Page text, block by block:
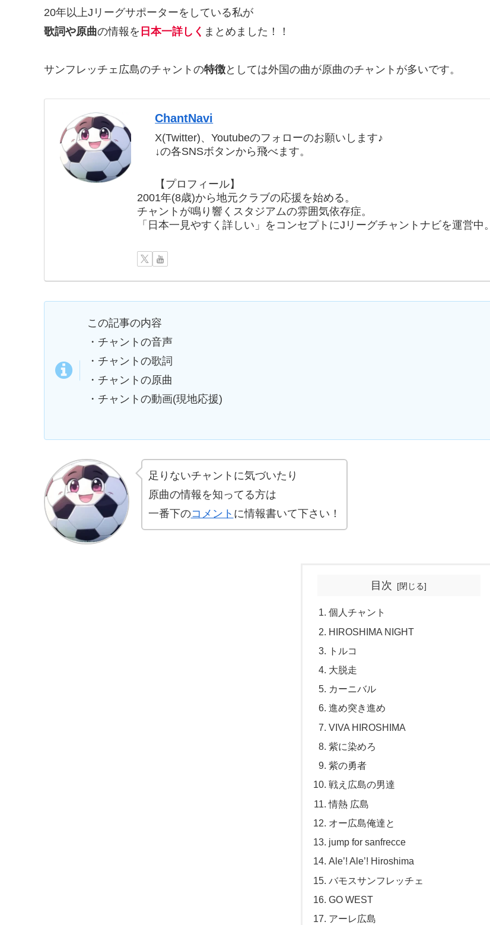
20年以上Jリーグサポーターをしている私が
歌詞や原曲の情報を 日本一詳しく まとめました！！
サンフレッチェ広島のチャントの特徴としては外国の曲が原曲のチャントが多いです。
ChantNavi
X(Twitter)、Youtubeのフォローのお願いします♪
↓の各SNSボタンから飛べます。
【プロフィール】
2001年(8歳)から地元クラブの応援を始める。
チャントが鳴り響くスタジアムの雰囲気依存症。
「日本一見やすく詳しい」をコンセプトにJリーグチャントナビを運営中。
この記事の内容
・チャントの音声
・チャントの歌詞
・チャントの原曲
・チャントの動画(現地応援)
足りないチャントに気づいたり
原曲の情報を知ってる方は
一番下のコメント に情報書いて下さい！
目次
個人チャント
HIROSHIMA NIGHT
トルコ
大脱走
カーニバル
進め突き進め
VIVA HIROSHIMA
紫に染めろ
紫の勇者
戦え広島の男達
情熱 広島
オー広島俺達と
jump for sanfrecce
Ale’! Ale’! Hiroshima
バモスサンフレッチェ
GO WEST
アーレ広島